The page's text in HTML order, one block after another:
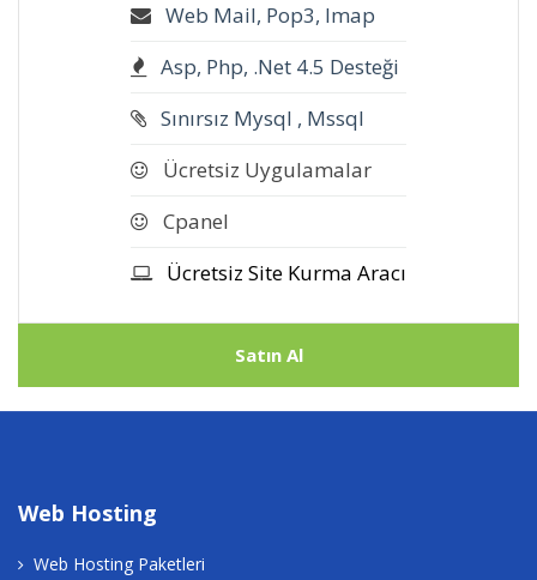
Web Mail, Pop3, Imap
Asp, Php, .Net 4.5 Desteği
Sınırsız Mysql , Mssql
Ücretsiz Uygulamalar
Cpanel
Ücretsiz Site Kurma Aracı
Satın Al
Web Hosting
Web Hosting Paketleri